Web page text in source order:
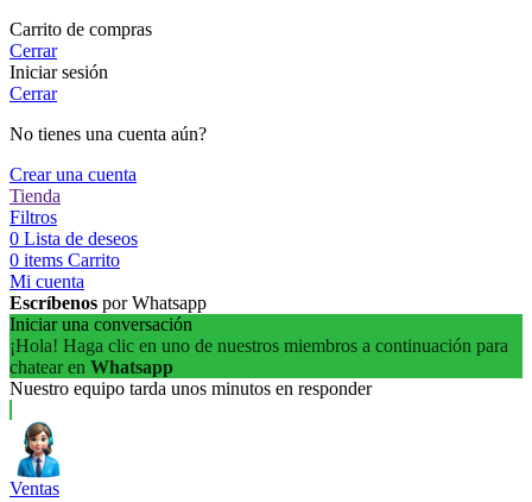
Carrito de compras
Cerrar
Iniciar sesión
Cerrar
No tienes una cuenta aún?
Crear una cuenta
Tienda
Filtros
0 Lista de deseos
0 items Carrito
Mi cuenta
Escríbenos por Whatsapp
Iniciar una conversación
¡Hola! Haga clic en uno de nuestros miembros a continuación para
chatear en Whatsapp
Nuestro equipo tarda unos minutos en responder
Ventas